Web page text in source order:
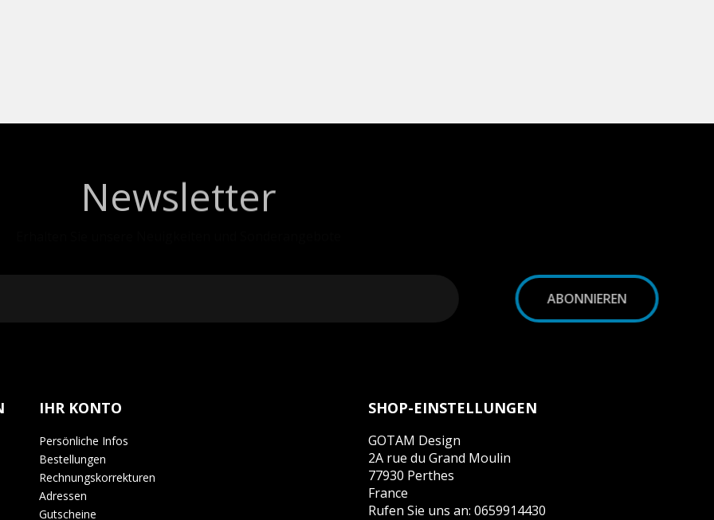
Newsletter
IHR KONTO
Persönliche Infos
Bestellungen
Rechnungskorrekturen
Adressen
Gutscheine
SHOP-EINSTELLUNGEN
GOTAM Design
2A rue du Grand Moulin
77930 Perthes
France
Rufen Sie uns an: 0659914430